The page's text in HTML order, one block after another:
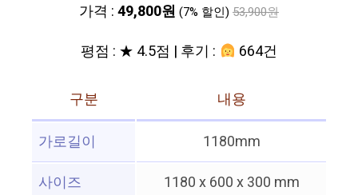
가격 :49,800원 (7% 할인) 53,900원
평점 : ★ 4.5점 | 후기 : 664건
구분
내용
가로길이
1180mm
사이즈
1180 x 600 x 300 mm